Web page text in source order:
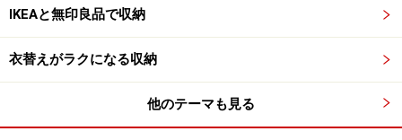
ーを使って1冊にまとめます。
さらに、使う機会のない
書類は年度ごとに段ボールに入れて、デスク周り以外の
場所や共用の保管庫で管理します。
IKEAと無印良品で収納
衣替えがラクになる収納
他のテーマも見る